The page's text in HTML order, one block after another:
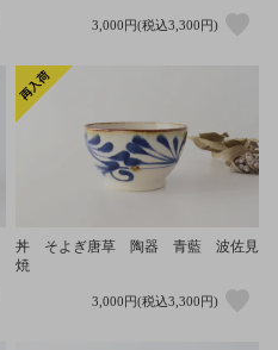
3,000円(税込3,300円)
丼 そよぎ唐草 陶器 青藍 波佐見
焼
3,000円(税込3,300円)